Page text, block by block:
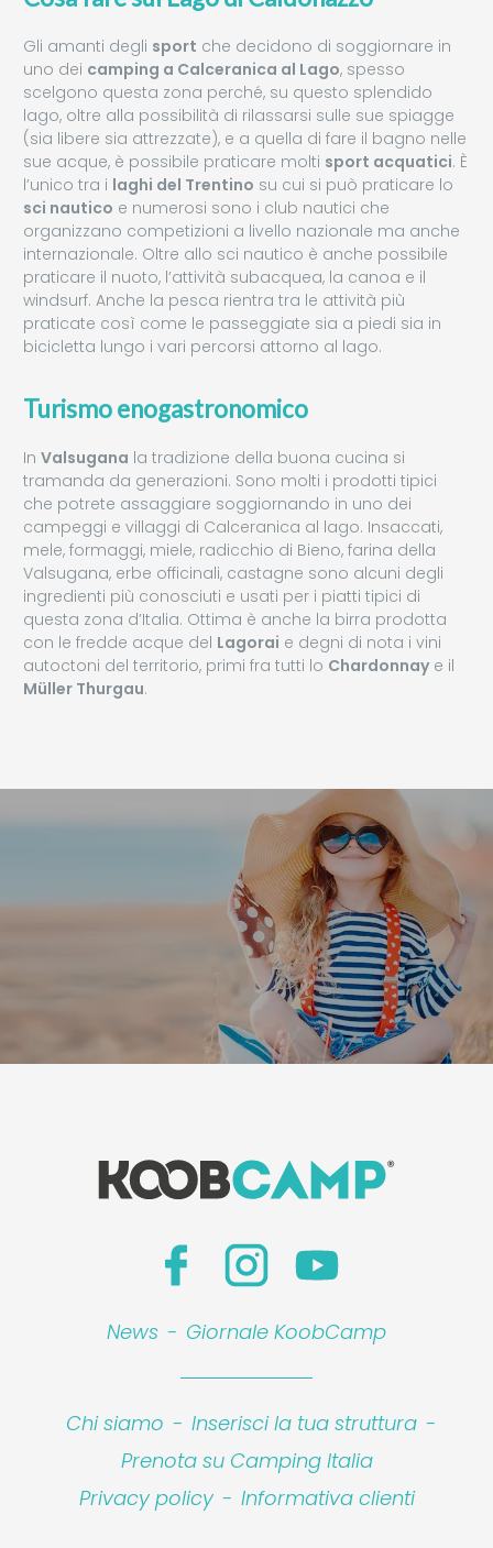
Gli amanti degli sport che decidono di soggiornare in
uno dei camping a Calceranica al Lago, spesso
scelgono questa zona perché, su questo splendido
lago, oltre alla possibilità di rilassarsi sulle sue spiagge
(sia libere sia attrezzate), e a quella di fare il bagno nelle
sue acque, è possibile praticare molti sport acquatici. È
l’unico tra i laghi del Trentino su cui si può praticare lo
sci nautico e numerosi sono i club nautici che
organizzano competizioni a livello nazionale ma anche
internazionale. Oltre allo sci nautico è anche possibile
praticare il nuoto, l’attività subacquea, la canoa e il
windsurf. Anche la pesca rientra tra le attività più
praticate così come le passeggiate sia a piedi sia in
bicicletta lungo i vari percorsi attorno al lago.
Turismo enogastronomico
In Valsugana la tradizione della buona cucina si
tramanda da generazioni. Sono molti i prodotti tipici
che potrete assaggiare soggiornando in uno dei
campeggi e villaggi di Calceranica al lago. Insaccati,
mele, formaggi, miele, radicchio di Bieno, farina della
Valsugana, erbe officinali, castagne sono alcuni degli
ingredienti più conosciuti e usati per i piatti tipici di
questa zona d’Italia. Ottima è anche la birra prodotta
con le fredde acque del Lagorai e degni di nota i vini
autoctoni del territorio, primi fra tutti lo Chardonnay e il
Müller Thurgau.
News - Giornale KoobCamp
Chi siamo - Inserisci la tua struttura -
Prenota su Camping Italia
Privacy policy - Informativa clienti